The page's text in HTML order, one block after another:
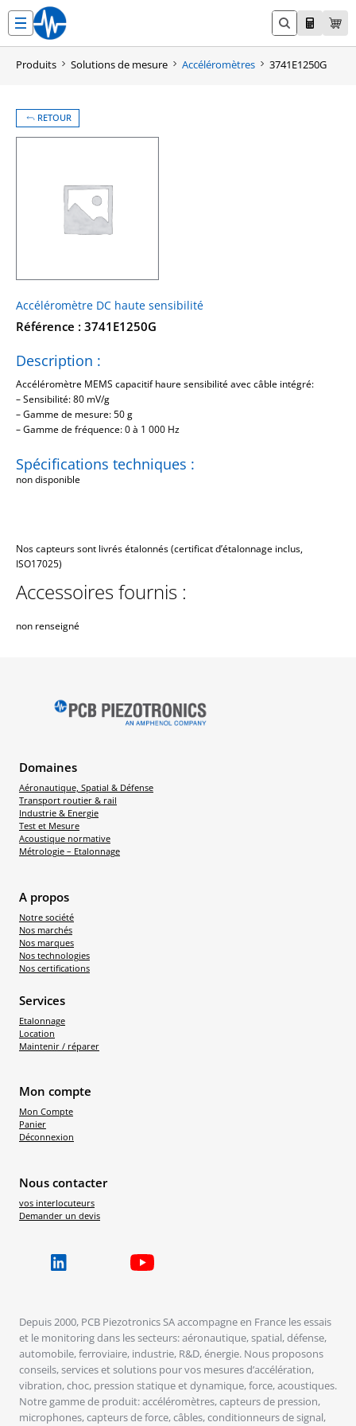
contenu
Produits Solutions de mesure Accéléromètres 3741E1250G
RETOUR
Accéléromètre DC haute sensibilité
Référence : 3741E1250G
Spécifications techniques :
non disponible
Description :
Accéléromètre MEMS capacitif haure sensibilité avec câble intégré:
– Sensibilité: 80 mV/g
– Gamme de mesure: 50 g
– Gamme de fréquence: 0 à 1 000 Hz
Nos capteurs sont livrés étalonnés (certificat d’étalonnage inclus,
ISO17025)
Accessoires fournis :
non renseigné
Domaines
Aéronautique, Spatial & Défense
Transport routier & rail
Industrie & Energie
Test et Mesure
Acoustique normative
Métrologie – Etalonnage
A propos
Notre société
Nos marchés
Nos marques
Nos technologies
Nos certifications
Services
Etalonnage
Location
Maintenir / réparer
Mon compte
Mon Compte
Panier
Déconnexion
Nous contacter
vos interlocuteurs
Demander un devis
Depuis 2000, PCB Piezotronics SA accompagne en France les essais
et le monitoring dans les secteurs: aéronautique, spatial, défense,
automobile, ferroviaire, industrie, R&D, énergie. Nous proposons
conseils, services et solutions pour vos mesures d’accélération,
vibration, choc, pression statique et dynamique, force, acoustiques.
Notre gamme de produit: accéléromètres, capteurs de pression,
microphones, capteurs de force, câbles, conditionneurs de signal,